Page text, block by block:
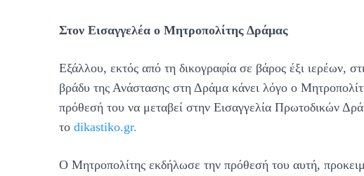
Στον Εισαγγελέα ο Μητροπολίτης Δράμας
Εξάλλου, εκτός από τη δικογραφία σε βάρος έξι ιερέων,
βράδυ της Ανάστασης στη Δράμα κάνει λόγο ο
πρόθεσή του να μεταβεί στην Εισαγγελία Πρωτοδικών
το dikastiko.gr.
Ο Μητροπολίτης εκδήλωσε την πρόθεσή του αυτή,